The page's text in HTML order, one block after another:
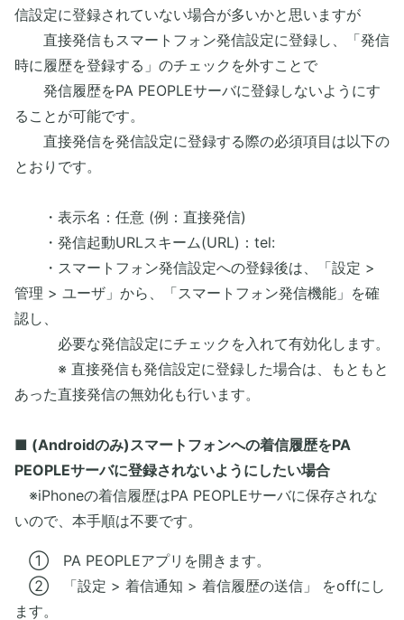
信設定に登録されていない場合が多いかと思いますが
直接発信もスマートフォン発信設定に登録し、「発信
時に履歴を登録する」のチェックを外すことで
発信履歴をPA PEOPLEサーバに登録しないようにす
ることが可能です。
直接発信を発信設定に登録する際の必須項目は以下の
とおりです。
・表示名：任意 (例：直接発信)
・発信起動URLスキーム(URL)：tel:
・スマートフォン発信設定への登録後は、「設定 >
管理 > ユーザ」から、「スマートフォン発信機能」を確
認し、
必要な発信設定にチェックを入れて有効化します。
※ 直接発信も発信設定に登録した場合は、もともと
あった直接発信の無効化も行います。
■ (Androidのみ)スマートフォンへの着信履歴をPA
PEOPLEサーバに登録されないようにしたい場合
※iPhoneの着信履歴はPA PEOPLEサーバに保存されな
いので、本手順は不要です。
① PA PEOPLEアプリを開きます。
② 「設定 > 着信通知 > 着信履歴の送信」 をoffにし
ます。